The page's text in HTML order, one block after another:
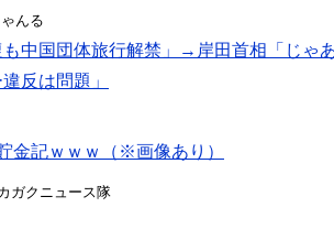
んる
中国団体旅行解禁」→岸田首相「じゃ
反は問題」
金記ｗｗｗ（※画像あり）
ガクニュース隊